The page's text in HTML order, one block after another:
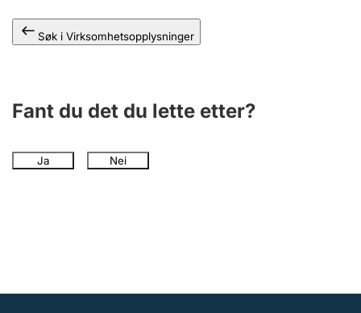
Søk i Virksomhetsopplysninger
Fant du det du lette etter?
Ja Nei